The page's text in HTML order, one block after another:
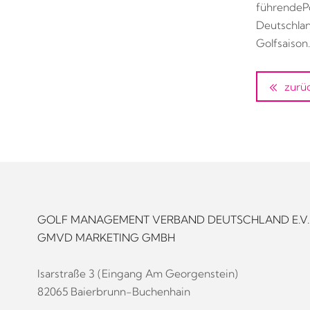
führende
GOLF MANAGEMENT VERBAND DEUTSCHLAND E.V.
GMVD MARKETING GMBH
Isarstraße 3 (Eingang Am Georgenstein)
82065 Baierbrunn-Buchenhain